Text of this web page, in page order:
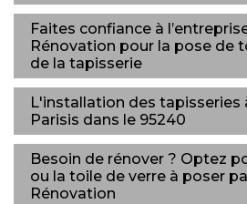
Faites confiance à
Rénovation pour la pose de
de la tapisserie
L'installation des tapisseries
Parisis dans le 95240
Besoin de rénover ? Optez
ou la toile de verre à poser
Rénovation